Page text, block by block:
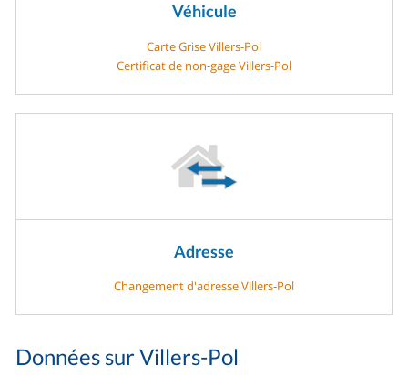
Véhicule
Carte Grise Villers-Pol
Certificat de non-gage Villers-Pol
Adresse
Changement d'adresse Villers-Pol
Données sur Villers-Pol